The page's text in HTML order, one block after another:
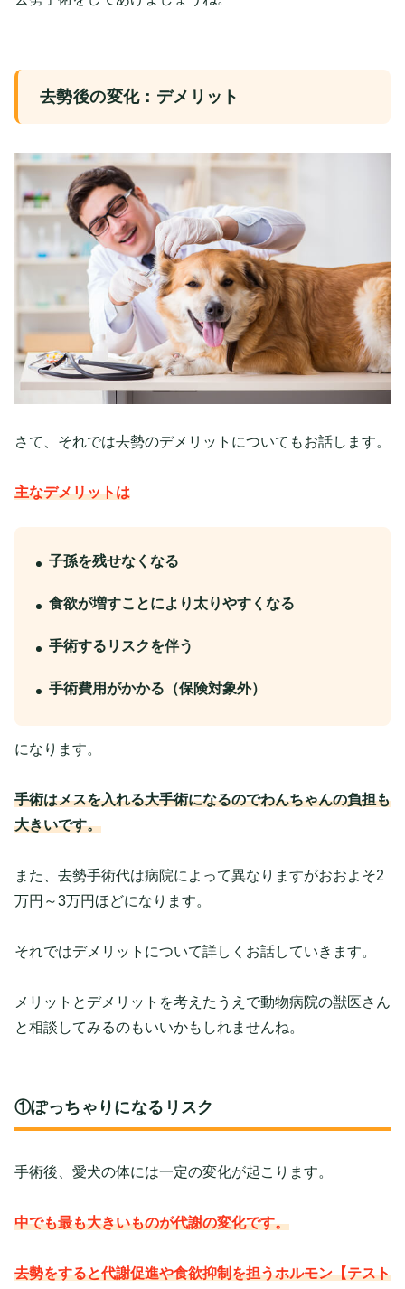
去勢後の変化：デメリット
さて、それでは去勢のデメリットについてもお話します。
主なデメリットは
子孫を残せなくなる
食欲が増すことにより太りやすくなる
手術するリスクを伴う
手術費用がかかる（保険対象外）
になります。
手術はメスを入れる大手術になるのでわんちゃんの負担も
大きいです。
また、去勢手術代は病院によって異なりますがおおよそ2
万円～3万円ほどになります。
それではデメリットについて詳しくお話していきます。
メリットとデメリットを考えたうえで動物病院の獣医さん
と相談してみるのもいいかもしれませんね。
①ぽっちゃりになるリスク
手術後、愛犬の体には一定の変化が起こります。
中でも最も大きいものが代謝の変化です。
去勢をすると代謝促進や食欲抑制を担うホルモン【テスト